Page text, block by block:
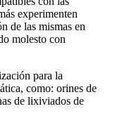
experimenten
de las mismas en
molesto con
para la
como: orines de
de lixiviados de